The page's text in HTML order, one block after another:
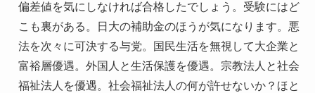
偏差値を気にしなければ合格したでしょう。受験にはど
こも裏がある。日大の補助金のほうが気になります。悪
法を次々に可決する与党。国民生活を無視して大企業と
富裕層優遇。外国人と生活保護を優遇。宗教法人と社会
福祉法人を優遇。社会福祉法人の何が許せないか？ほと